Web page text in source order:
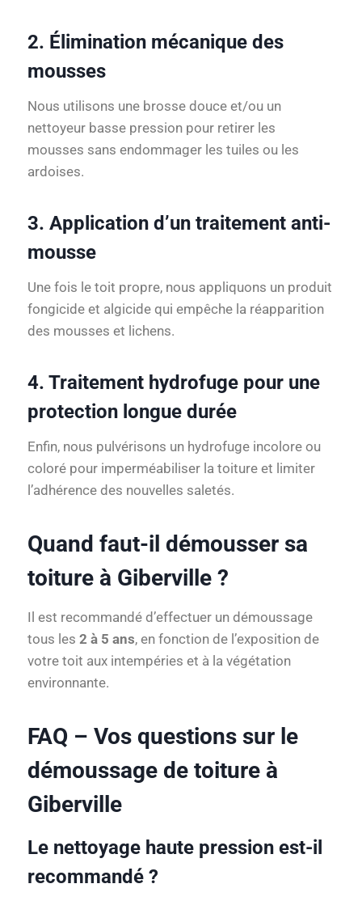
2. Élimination mécanique des
mousses
Nous utilisons une brosse douce et/ou un
nettoyeur basse pression pour retirer les
mousses sans endommager les tuiles ou les
ardoises.
3. Application d’un traitement anti-
mousse
Une fois le toit propre, nous appliquons un produit
fongicide et algicide qui empêche la réapparition
des mousses et lichens.
4. Traitement hydrofuge pour une
protection longue durée
Enfin, nous pulvérisons un hydrofuge incolore ou
coloré pour imperméabiliser la toiture et limiter
l’adhérence des nouvelles saletés.
Quand faut-il démousser sa
toiture à Giberville ?
Il est recommandé d’effectuer un démoussage
tous les 2 à 5 ans, en fonction de l’exposition de
votre toit aux intempéries et à la végétation
environnante.
FAQ – Vos questions sur le
démoussage de toiture à
Giberville
Le nettoyage haute pression est-il
recommandé ?